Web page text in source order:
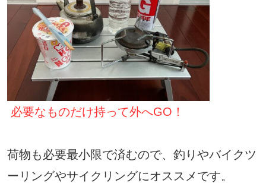
必要なものだけ持って外へGO！
荷物も必要最小限で済むので、釣りやバイクツ
ーリングやサイクリングにオススメです。